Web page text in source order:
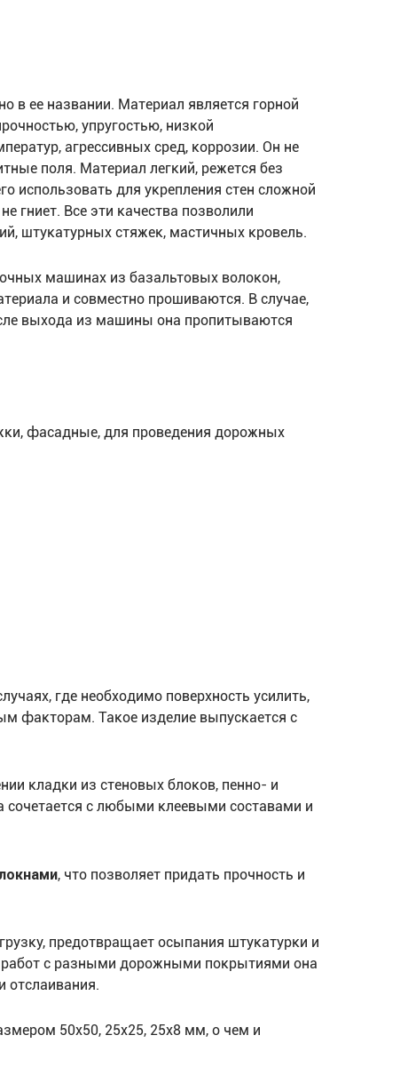
в ее названии. Материал является горной
упругостью, низкой
агрессивных сред, коррозии. Он не
поля. Материал легкий, режется без
использовать для укрепления стен сложной
гниет. Все эти качества позволили
штукатурных стяжек, мастичных кровель.
машинах из базальтовых волокон,
и совместно прошиваются. В случае,
выхода из машины она пропитываются
фасадные, для проведения дорожных
где необходимо поверхность усилить,
факторам. Такое изделие выпускается с
кладки из стеновых блоков, пенно- и
сочетается с любыми клеевыми составами и
, что позволяет придать прочность и
предотвращает осыпания штукатурки и
с разными дорожными покрытиями она
отслаивания.
50х50, 25х25, 25х8 мм, о чем и